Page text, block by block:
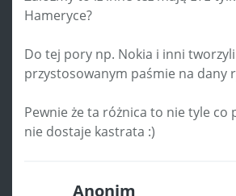
Hameryce?
Do tej pory np. Nokia i inni
przystosowanym paśmie na dany
Pewnie że ta różnica to nie tyle co
nie dostaje kastrata :)
Anonim